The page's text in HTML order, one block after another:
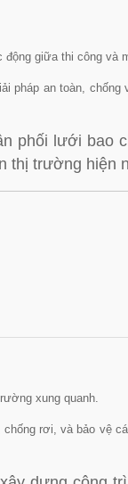
động giữa thi công và
pháp an toàn,
phối lưới bao
thị trường hiện
xung quanh.
rơi, và bảo vệ